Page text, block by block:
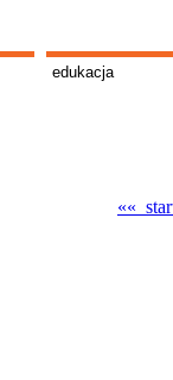
edukacja
««